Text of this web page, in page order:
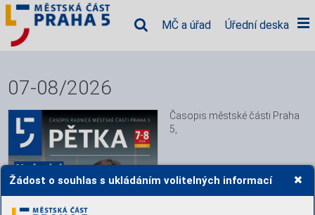
Žádost o souhlas s ukládáním volitelných informací
MČ a úřad Úřední deska
07-08/2026
Časopis městské části Praha
5,